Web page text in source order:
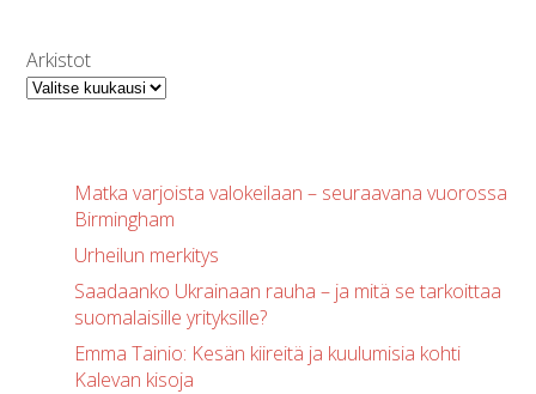
Arkistot
Matka varjoista valokeilaan – seuraavana vuorossa
Birmingham
Urheilun merkitys
Saadaanko Ukrainaan rauha – ja mitä se tarkoittaa
suomalaisille yrityksille?
Emma Tainio: Kesän kiireitä ja kuulumisia kohti
Kalevan kisoja